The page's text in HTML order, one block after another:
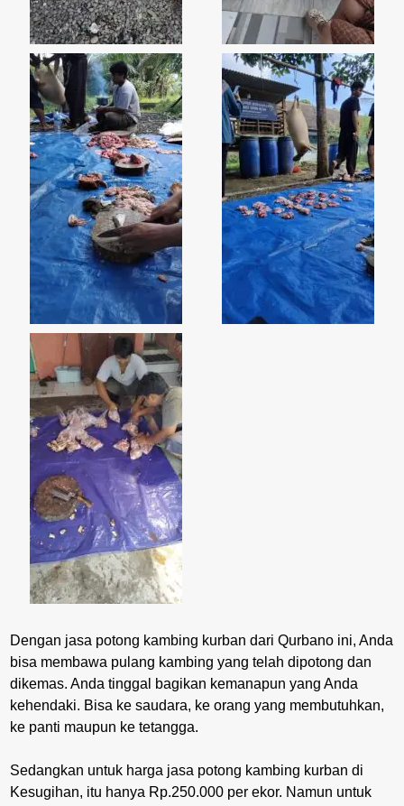
Dengan jasa potong kambing kurban dari Qurbano ini, Anda
bisa membawa pulang kambing yang telah dipotong dan
dikemas. Anda tinggal bagikan kemanapun yang Anda
kehendaki. Bisa ke saudara, ke orang yang membutuhkan,
ke panti maupun ke tetangga.
Sedangkan untuk harga jasa potong kambing kurban di
Kesugihan, itu hanya Rp.250.000 per ekor. Namun untuk